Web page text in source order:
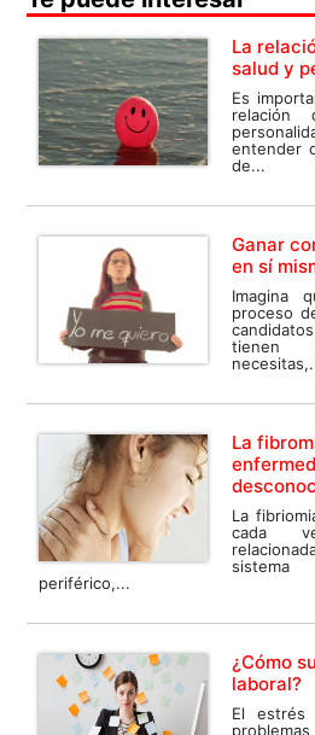
La
salud y
Es
entender
de...
Ganar
en sí
Imagina
proceso
tienen
La
La
cada
periférico,...
¿Cómo
laboral?
El